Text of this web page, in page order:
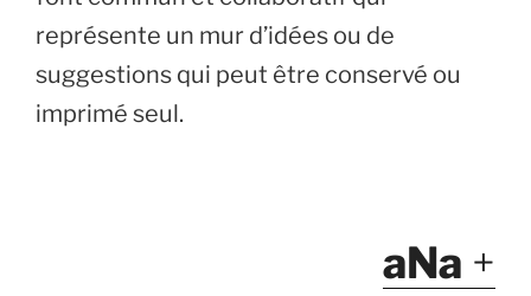
représente un mur d’idées ou de
suggestions qui peut être conservé ou
imprimé seul.
aNa +